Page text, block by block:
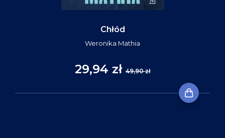
Chłód
Weronika Mathia
29,94 zł 49,90 zł